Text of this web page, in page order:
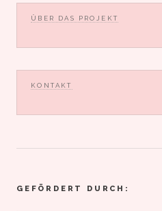
ÜBER DAS PROJEKT
KONTAKT
GEFÖRDERT DURCH: